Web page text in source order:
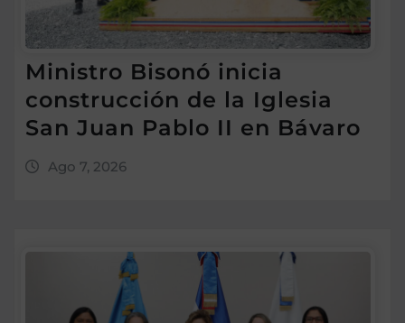
Ministro Bisonó inicia
construcción de la Iglesia
San Juan Pablo II en Bávaro
Ago 7, 2026